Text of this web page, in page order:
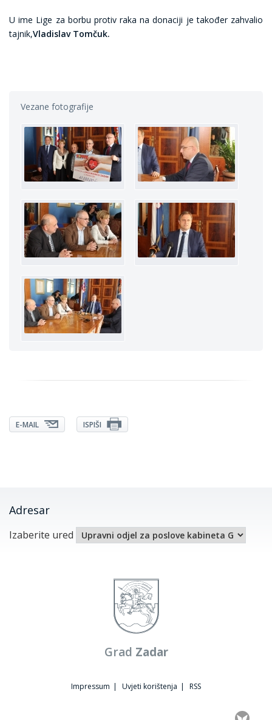
U ime Lige za borbu protiv raka na donaciji je također zahvalio
tajnik,Vladislav Tomčuk.
Vezane fotografije
E-MAIL ISPIŠI
Adresar
Izaberite ured
Grad Zadar
Impressum | Uvjeti korištenja | RSS